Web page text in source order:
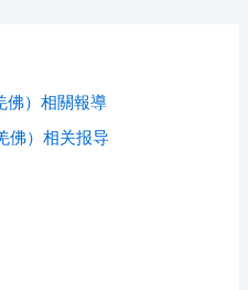
佛）相關報導
佛）相关报导